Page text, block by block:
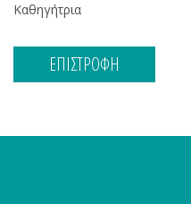
Καθηγήτρια
ΕΠΙΣΤΡΟΦΗ